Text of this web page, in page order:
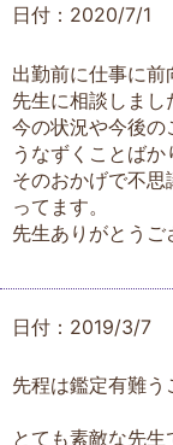
日付：2020/7/1
出勤前に仕事に
先生に相談しまし
今の状況や今後の
うなずくことばか
そのおかげで不
ってます。
先生ありがとうご
日付：2019/3/7
先程は鑑定有難う
とても素敵な先